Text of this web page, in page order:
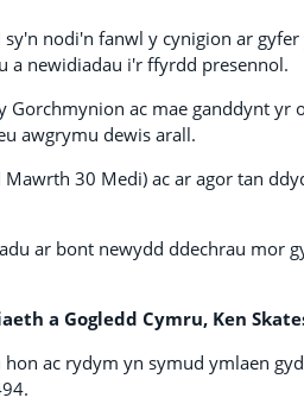
nodi'n fanwl y cynigion ar
a newidiadau i'r ffyrdd presennol.
Gorchmynion ac mae ganddynt yr
awgrymu dewis arall.
30 Medi) ac ar agor tan
ar bont newydd ddechrau mor
a Gogledd Cymru, Ken
ac rydym yn symud ymlaen